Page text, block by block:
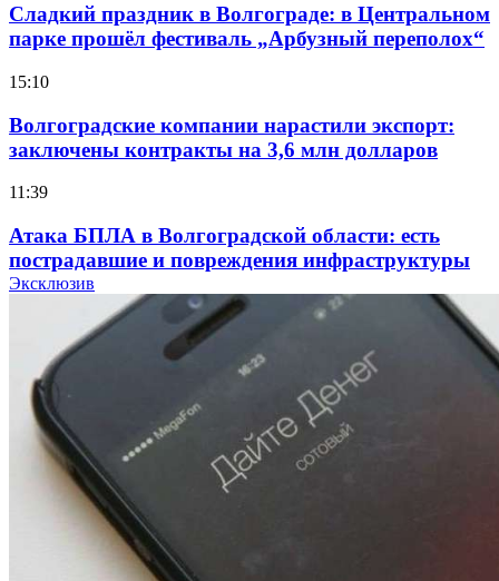
Сладкий праздник в Волгограде: в Центральном
парке прошёл фестиваль „Арбузный переполох“
15:10
Волгоградские компании нарастили экспорт:
заключены контракты на 3,6 млн долларов
11:39
Атака БПЛА в Волгоградской области: есть
пострадавшие и повреждения инфраструктуры
Волгоградские вузы в топе зарплатного
рейтинга: ВолгГТУ и ВолгГМУ вошли в топ‑15
для химической отрасли и фармацевтики
18:39
В Красноармейском районе Волгограда стартует
конкурс на ремонт моста через Волго‑Донской
судоходный канал
Эксклюзив